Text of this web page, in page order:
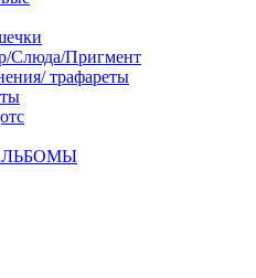
Слюда/Пригмент
трафареты